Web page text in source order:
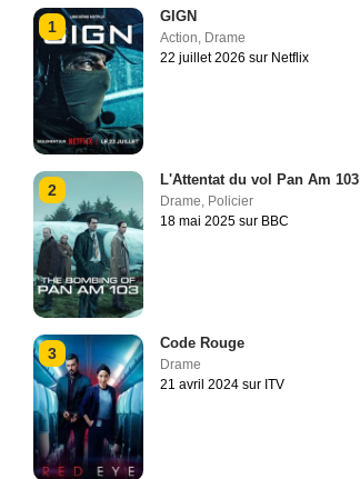
1
GIGN
Action, Drame
22 juillet 2026 sur Netflix
2
L'Attentat du vol Pan Am 103
Drame, Policier
18 mai 2025 sur BBC
3
Code Rouge
Drame
21 avril 2024 sur ITV